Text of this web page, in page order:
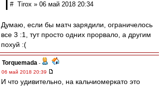
# Tirox » 06 май 2018 20:34
Думаю, если бы матч зарядили, ограничелось
все 3 :1, тут просто одних прорвало, а другим
похуй :(
Torquemada -
06 май 2018 20:39
И что удивительно, на кальчиомеркато это